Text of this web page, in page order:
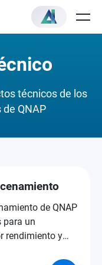
técnicos de los
QNAP
de QNAP
para un
rendimiento y